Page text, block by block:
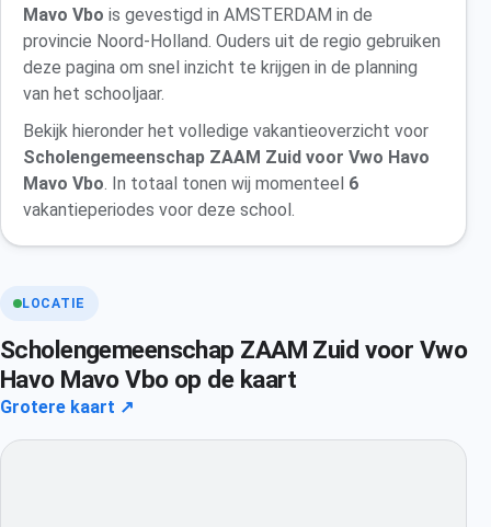
Mavo Vbo is gevestigd in AMSTERDAM in de
provincie Noord-Holland. Ouders uit de regio gebruiken
deze pagina om snel inzicht te krijgen in de planning
van het schooljaar.
Bekijk hieronder het volledige vakantieoverzicht voor
Scholengemeenschap ZAAM Zuid voor Vwo Havo
Mavo Vbo. In totaal tonen wij momenteel 6
vakantieperiodes voor deze school.
LOCATIE
Scholengemeenschap ZAAM Zuid voor Vwo
Havo Mavo Vbo op de kaart
Grotere kaart ↗